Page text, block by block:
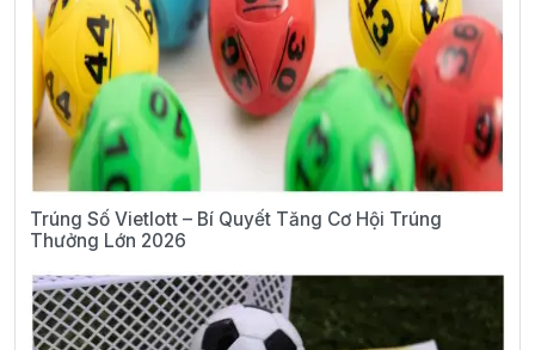
Trúng Số Vietlott – Bí Quyết Tăng Cơ Hội Trúng
Thưởng Lớn 2026